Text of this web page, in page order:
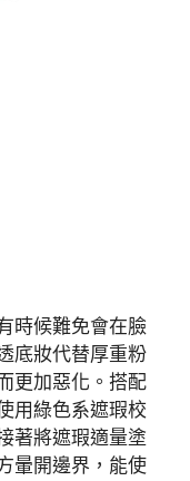
時候難免會在臉
底妝代替厚重粉
更加惡化。搭配
用綠色系遮瑕校
著將遮瑕適量塗
暈開邊界，能使